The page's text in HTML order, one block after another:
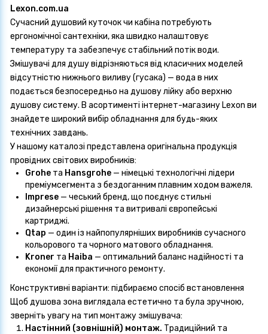
Lexon.com.ua
Сучасний душовий куточок чи кабіна потребують
ергономічної сантехніки, яка швидко налаштовує
температуру та забезпечує стабільний потік води.
Змішувачі для душу відрізняються від класичних моделей
відсутністю нижнього виливу (гусака) — вода в них
подається безпосередньо на душову лійку або верхню
душову систему. В асортименті інтернет-магазину Lexon ви
знайдете широкий вибір обладнання для будь-яких
технічних завдань.
У нашому каталозі представлена оригінальна продукція
провідних світових виробників:
Grohe та Hansgrohe — німецькі технологічні лідери
преміумсегмента з бездоганним плавним ходом важеля.
Imprese — чеський бренд, що поєднує стильні
дизайнерські рішення та витривалі європейські
картриджі.
Qtap — один із найпопулярніших виробників сучасного
кольорового та чорного матового обладнання.
Kroner та Haiba — оптимальний баланс надійності та
економії для практичного ремонту.
Конструктивні варіанти: підбираємо спосіб встановлення
Щоб душова зона виглядала естетично та була зручною,
зверніть увагу на тип монтажу змішувача:
Настінний (зовнішній) монтаж. Традиційний та